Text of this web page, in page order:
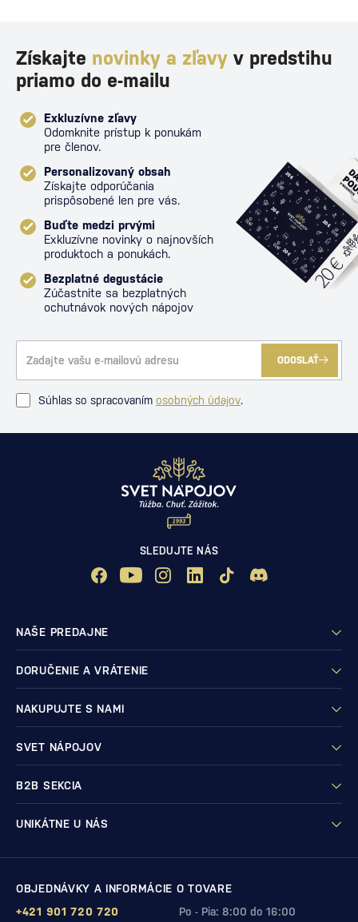
Získajte novinky a zľavy v predstihu
priamo do e-mailu
Exkluzívne zľavy
Odomknite prístup k ponukám
pre členov.
Personalizovaný obsah
Získajte odporúčania
prispôsobené len pre vás.
Buďte medzi prvými
Exkluzívne novinky o najnovších
produktoch a ponukách.
Bezplatné degustácie
Zúčastnite sa bezplatných
ochutnávok nových nápojov
ODOSLAŤ
Súhlas so spracovaním osobných údajov.
SLEDUJTE NÁS
NAŠE PREDAJNE
DORUČENIE A VRÁTENIE
NAKUPUJTE S NAMI
SVET NÁPOJOV
B2B SEKCIA
UNIKÁTNE U NÁS
OBJEDNÁVKY A INFORMÁCIE O TOVARE
Po - Pia: 8:00 do 16:00
+421 901 720 720